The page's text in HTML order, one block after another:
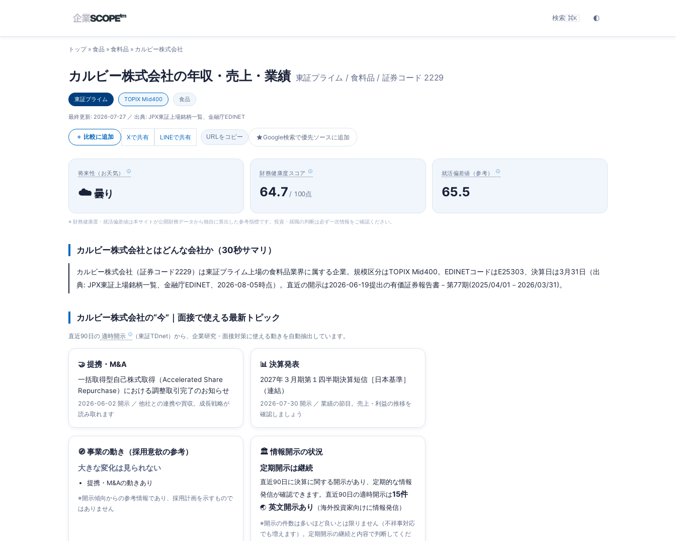
検索 ⌘K 🌓
トップ» 食品 » 食料品 » カルビー株式会社
カルビー株式会社の年収・売上・業績 東証プライム / 食料品 / 証券コード 2229
東証プライム TOPIX Mid400 食品
最終更新: 2026-07-27 ／ 出典: JPX東証上場銘柄一覧、金融庁EDINET
＋ 比較に追加 Xで共有 LINEで共有 URLをコピー Google検索で優先ソースに追加
将来性（お天気）
☁️曇り
財務健康度スコア
64.7 / 100点
就活偏差値（参考）
65.5
※ 財務健康度・就活偏差値は本サイトが公開財務データから独自に算出した参考指標です。投資・就職の判断は必ず一次情報をご確認ください。
カルビー株式会社とはどんな会社か（30秒サマリ）
カルビー株式会社（証券コード2229）は東証プライム上場の食料品業界に属する企業。規模区分はTOPIX Mid400。EDINETコードはE25303、決算日は3月31日（出
典: JPX東証上場銘柄一覧、金融庁EDINET、2026-08-05時点）。直近の開示は2026-06-19提出の有価証券報告書－第77期(2025/04/01－2026/03/31)。
カルビー株式会社の“今”｜面接で使える最新トピック
直近90日の 適時開示 （東証TDnet）から、企業研究・面接対策に使える動きを自動抽出しています。
🤝 提携・M&A
一括取得型自己株式取得（Accelerated Share
Repurchase）における調整取引完了のお知らせ
2026-06-02 開示 ／ 他社との連携や買収。成長戦略が
読み取れます
📊 決算発表
2027年３月期第１四半期決算短信［日本基準］
（連結）
2026-07-30 開示 ／ 業績の節目。売上・利益の推移を
確認しましょう
🧭 事業の動き（採用意欲の参考）
大きな変化は見られない
提携・M&Aの動きあり
※開示傾向からの参考情報であり、採用計画を示すもので
はありません
🏛 情報開示の状況
定期開示は継続
直近90日に決算に関する開示があり、定期的な情報
発信が確認できます。直近90日の適時開示は15件
🌏 英文開示あり （海外投資家向けに情報発信）
※開示の件数は多いほど良いとは限りません（不祥事対応
でも増えます）。定期開示の継続と内容で判断してくだ